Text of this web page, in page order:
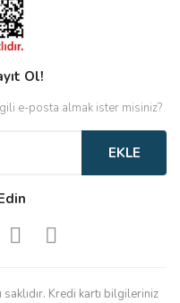
Ol!
e-posta almak ister misiniz?
EKLE
Kredi kartı bilgileriniz